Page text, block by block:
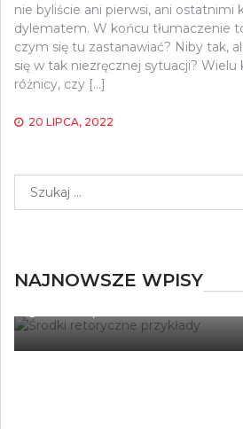
nie byliście ani pierwsi, ani ostatnimi
dylematem. W końcu tłumaczenie
czym się tu zastanawiać? Niby tak,
się w tak niezręcznej sytuacji?
różnicy, czy […]
20 LIPCA, 2022
NAJNOWSZE WPISY